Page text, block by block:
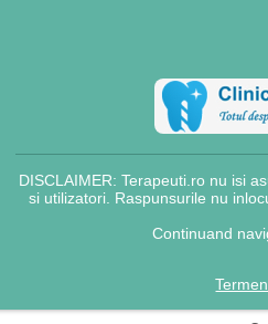
DISCLAIMER: Terapeuti.ro nu isi
si utilizatori. Raspunsurile nu
Continuand